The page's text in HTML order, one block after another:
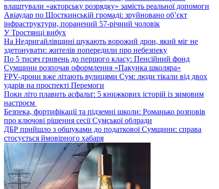
влаштували «акторську розрядку» замість реальної допомоги
Авіаудар по Шосткинській громаді: зруйновано об’єкт
інфраструктури, поранений 57-річний чоловік
У Тростянці вибух
На Недригайлівщині шукають ворожий дрон, який міг не
здетонувати: жителів попередили про небезпеку
По 5 тисяч гривень до першого класу: Пенсійний фонд
Сумщини розпочав оформлення «Пакунка школяра»
FPV-дрони вже літають вулицями Сум: люди тікали від двох
ударів на проспекті Перемоги
Поки літо плавить асфальт: 5 книжкових історій із зимовим
настроєм
Безпека, фортифікації та підземні школи: Романько розповів
про ключові рішення сесії Сумської облради
ДБР прийшло з обшуками до податкової Сумщини: справа
стосується ймовірного хабаря